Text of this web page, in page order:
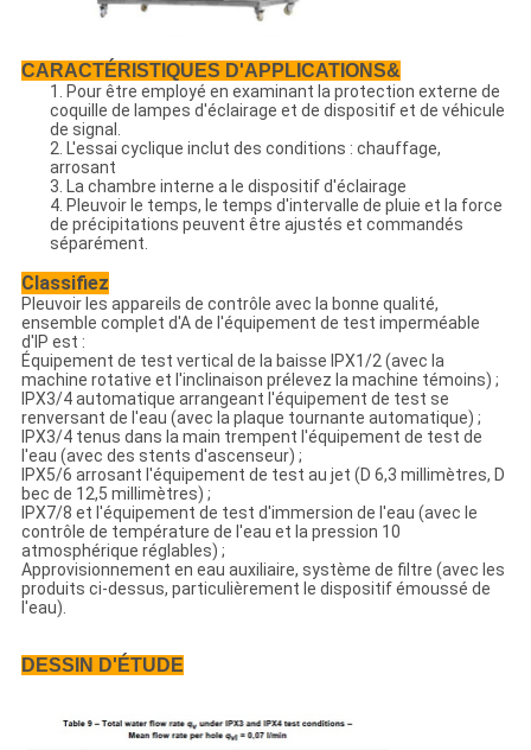
CARACTÉRISTIQUES D'APPLICATIONS&
1. Pour être employé en examinant la protection externe de
coquille de lampes d'éclairage et de dispositif et de véhicule
de signal.
2. L'essai cyclique inclut des conditions : chauffage,
arrosant
3. La chambre interne a le dispositif d'éclairage
4. Pleuvoir le temps, le temps d'intervalle de pluie et la force
de précipitations peuvent être ajustés et commandés
séparément.
Classifiez
Pleuvoir les appareils de contrôle avec la bonne qualité,
ensemble complet d'A de l'équipement de test imperméable
d'IP est :
Équipement de test vertical de la baisse IPX1/2 (avec la
machine rotative et l'inclinaison prélevez la machine témoins) ;
IPX3/4 automatique arrangeant l'équipement de test se
renversant de l'eau (avec la plaque tournante automatique) ;
IPX3/4 tenus dans la main trempent l'équipement de test de
l'eau (avec des stents d'ascenseur) ;
IPX5/6 arrosant l'équipement de test au jet (D 6,3 millimètres, D
bec de 12,5 millimètres) ;
IPX7/8 et l'équipement de test d'immersion de l'eau (avec le
contrôle de température de l'eau et la pression 10
atmosphérique réglables) ;
Approvisionnement en eau auxiliaire, système de filtre (avec les
produits ci-dessus, particulièrement le dispositif émoussé de
l'eau).
DESSIN D'ÉTUDE